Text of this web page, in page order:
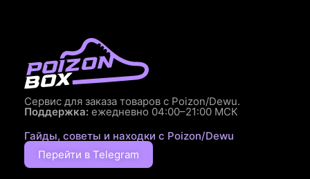
Сервис для заказа товаров с Poizon/Dewu.
Поддержка: ежедневно 04:00–21:00 МСК
Гайды, советы и находки с Poizon/Dewu
Перейти в Telegram